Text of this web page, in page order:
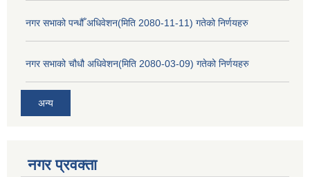
नगर सभाको पन्धौँ अधिवेशन(मिति 2080-11-11) गतेको निर्णयहरु
नगर सभाको चौधौ अधिवेशन(मिति 2080-03-09) गतेको निर्णयहरु
अन्य
नगर प्रव‌क्ता